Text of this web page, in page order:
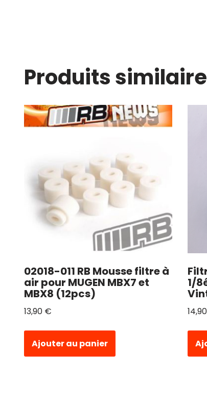
Produits
02018-011 RB Mousse filtre à
air pour MUGEN MBX7 et
MBX8 (12pcs)
13,90 €
Ajouter au panier
1/
14,90